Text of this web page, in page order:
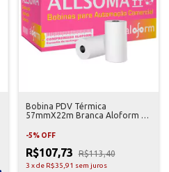
Bobina PDV Térmica
57mmX22m Branca Aloform 30
-5% OFF
R$107,73 R$113,40
3 xde R$35,91 sem juros